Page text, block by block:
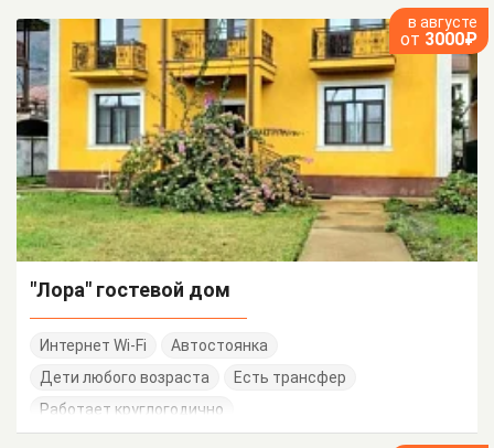
в августе
от 3000₽
"Лора" гостевой дом
Интернет Wi-Fi
Автостоянка
Дети любого возраста
Есть трансфер
Работает круглогодично